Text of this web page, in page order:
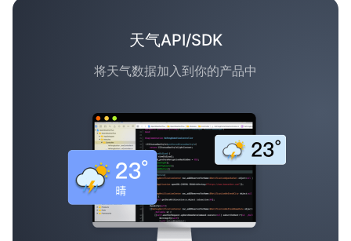
天气API/SDK
将天气数据加入到你的产品中